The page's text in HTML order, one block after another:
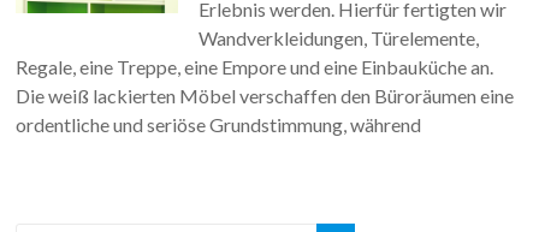
Erlebnis werden. Hierfür fertigten wir
Wandverkleidungen, Türelemente,
Regale, eine Treppe, eine Empore und eine Einbauküche an.
Die weiß lackierten Möbel verschaffen den Büroräumen eine
ordentliche und seriöse Grundstimmung, während